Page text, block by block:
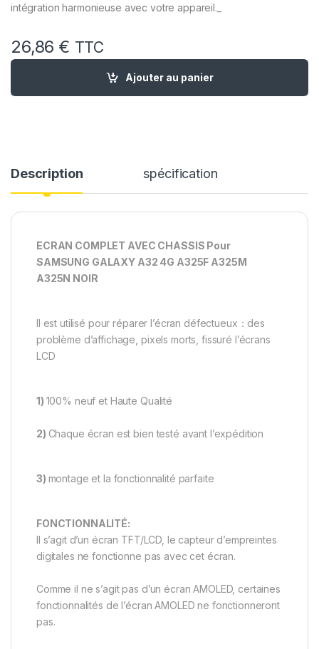
intégration harmonieuse avec votre appareil._
26,86 € TTC
quantité de Ecran LCD Complet remplacement pour
Ajouter au panier
Description spécification
ECRAN COMPLET AVEC CHASSIS Pour
SAMSUNG GALAXY A32 4G A325F A325M
A325N NOIR
Il est utilisé pour réparer l’écran défectueux：des
problème d’affichage, pixels morts, fissuré l’écrans
LCD
1) 100% neuf et Haute Qualité
2) Chaque écran est bien testé avant l’expédition
3) montage et la fonctionnalité parfaite
FONCTIONNALITÉ:
Il s’agit d’un écran TFT/LCD, le capteur d’empreintes
digitales ne fonctionne pas avec cet écran.
Comme il ne s’agit pas d’un écran AMOLED, certaines
fonctionnalités de l’écran AMOLED ne fonctionneront
pas.